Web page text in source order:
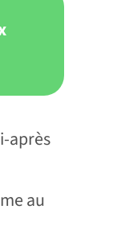
après
au